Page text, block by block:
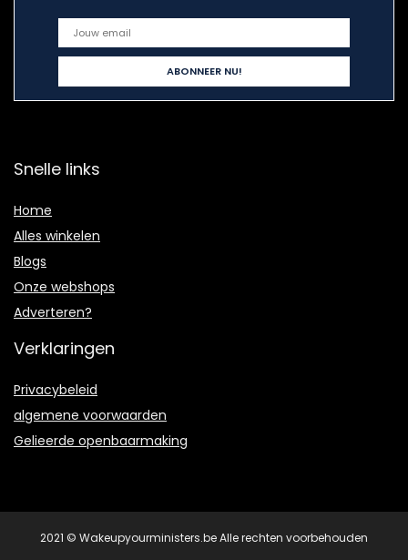
Snelle links
Home
Alles winkelen
Blogs
Onze webshops
Adverteren?
Verklaringen
Privacybeleid
algemene voorwaarden
Gelieerde openbaarmaking
2021 © Wakeupyourministers.be Alle rechten voorbehouden